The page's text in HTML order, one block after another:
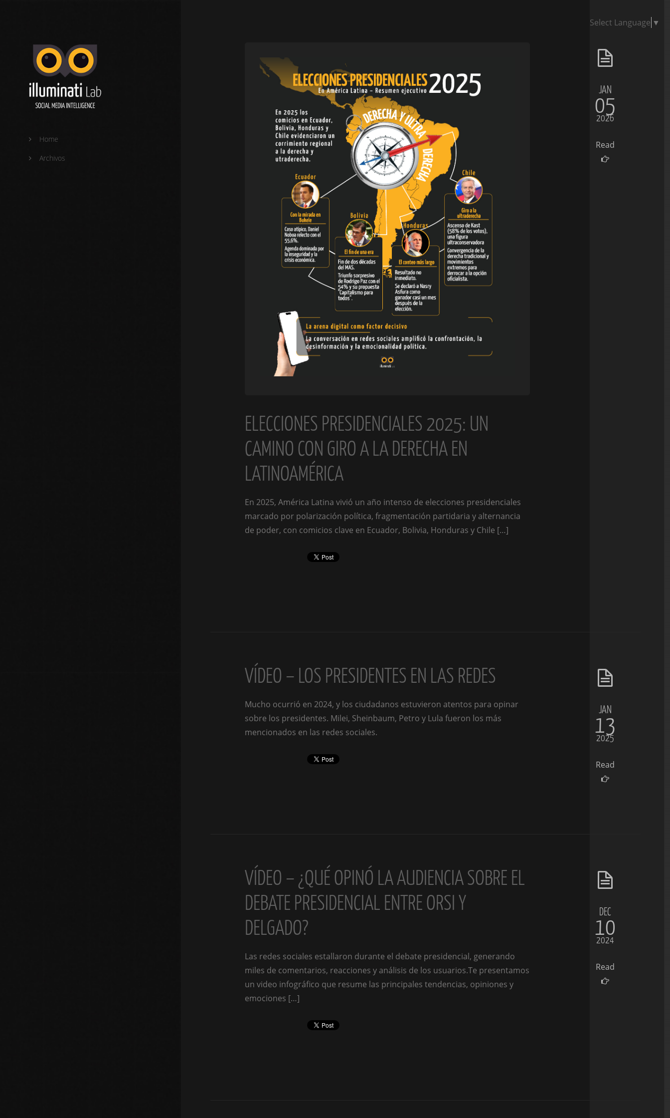
Select Language ▼
Home
Archivos
ELECCIONES PRESIDENCIALES 2025: UN
CAMINO CON GIRO A LA DERECHA EN
LATINOAMÉRICA
En 2025, América Latina vivió un año intenso de elecciones presidenciales
marcado por polarización política, fragmentación partidaria y alternancia
de poder, con comicios clave en Ecuador, Bolivia, Honduras y Chile […]
JAN
05
2026
Read
VÍDEO – LOS PRESIDENTES EN LAS REDES
Mucho ocurrió en 2024, y los ciudadanos estuvieron atentos para opinar
sobre los presidentes. Milei, Sheinbaum, Petro y Lula fueron los más
mencionados en las redes sociales.
JAN
13
2025
Read
VÍDEO – ¿QUÉ OPINÓ LA AUDIENCIA SOBRE EL
DEBATE PRESIDENCIAL ENTRE ORSI Y
DELGADO?
Las redes sociales estallaron durante el debate presidencial, generando
miles de comentarios, reacciones y análisis de los usuarios.Te presentamos
un video infográfico que resume las principales tendencias, opiniones y
emociones […]
DEC
10
2024
Read